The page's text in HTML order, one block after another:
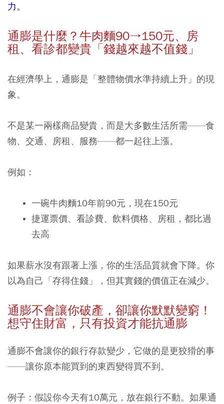
力。
通膨是什麼？牛肉麵90→150元、房
租、看診都變貴「錢越來越不值錢」
在經濟學上，通膨是「整體物價水準持續上升」的現
象。
不是某一兩樣商品變貴，而是大多數生活所需——食
物、交通、房租、服務——都一起往上漲。
例如：
一碗牛肉麵10年前90元，現在150元
捷運票價、看診費、飲料價格、房租，都比過
去高
如果薪水沒有跟著上漲，你的生活品質就會下降。你
以為自己「存得住錢」，但其實錢的價值正在減少。
通膨不會讓你破產，卻讓你默默變窮！
想守住財富，只有投資才能抗通膨
通膨不會讓你的銀行存款變少，它做的是更狡猾的事
——讓你原本能買到的東西變得買不到。
例子：假設你今天有10萬元，放在銀行不動。如果通